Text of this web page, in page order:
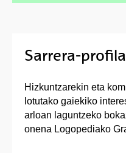
Sarrera-profila
Hizkuntzarekin eta
lotutako gaiekiko
arloan laguntzeko
onena Logopediako